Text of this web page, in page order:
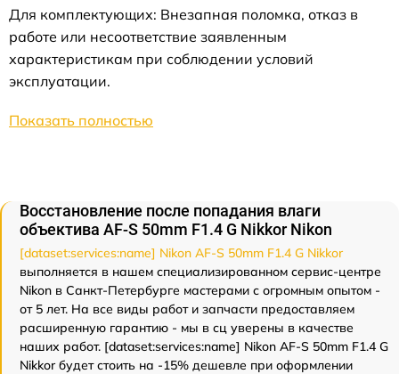
Для комплектующих: Внезапная поломка, отказ в
работе или несоответствие заявленным
характеристикам при соблюдении условий
эксплуатации.
Показать полностью
Восстановление после попадания влаги
объектива AF-S 50mm F1.4 G Nikkor Nikon
[dataset:services:name] Nikon AF-S 50mm F1.4 G Nikkor
выполняется в нашем специализированном сервис-центре
Nikon в Санкт-Петербурге мастерами с огромным опытом -
от 5 лет. На все виды работ и запчасти предоставляем
расширенную гарантию - мы в сц уверены в качестве
наших работ. [dataset:services:name] Nikon AF-S 50mm F1.4 G
Nikkor будет стоить на -15% дешевле при оформлении